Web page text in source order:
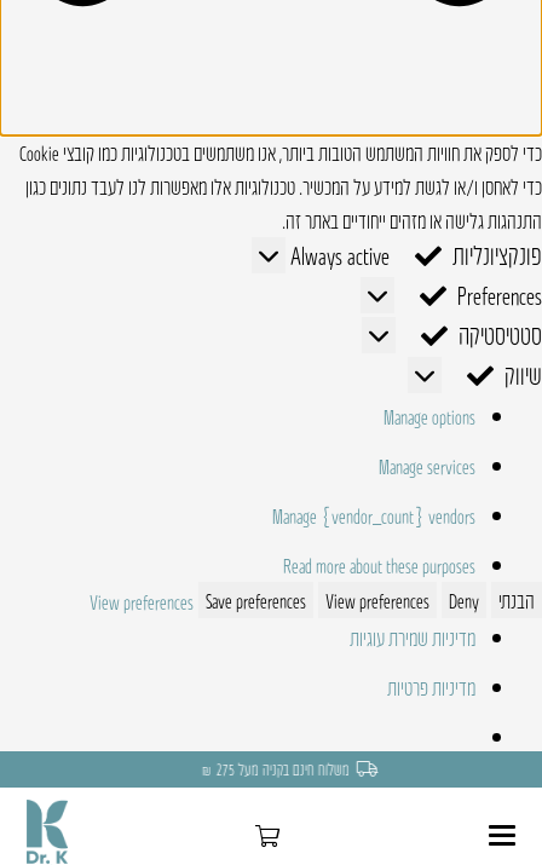
כדי לספק את חוויות המשתמש הטובות ביותר, אנו משתמשים בטכנולוגיות כמו קובצי Cookie
כדי לאחסן ו/או לגשת למידע על המכשיר. טכנולוגיות אלו מאפשרות לנו לעבד נתונים כגון
התנהגות גלישה או מזהים ייחודיים באתר זה.
פונקציונליות פונקציונליות
Always active
Preferences
Preferences
סטטיסטיקה
סטטיסטיקה
שיווק
שיווק
Manage options
Manage services
Manage {vendor_count} vendors
Read more about these purposes
הבנתי
Deny
View preferences
Save preferences
View preferences
מדיניות שמירת עוגיות
מדיניות פרטיות
משלוח חינם בקניה מעל 275 ₪